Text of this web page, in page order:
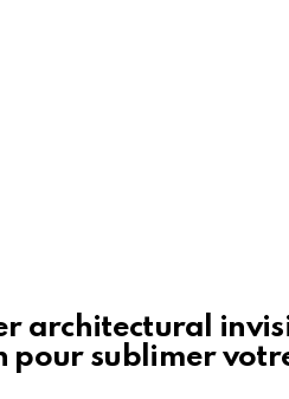
architectural
pour sublimer